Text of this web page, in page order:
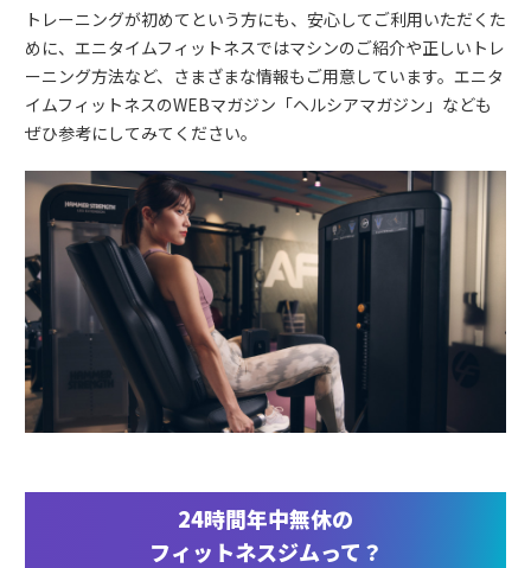
トレーニングが初めてという方にも、安心してご利用いただくた
めに、エニタイムフィットネスではマシンのご紹介や正しいトレ
ーニング方法など、さまざまな情報もご用意しています。エニタ
イムフィットネスのWEBマガジン「ヘルシアマガジン」なども
ぜひ参考にしてみてください。
24時間年中無休の
フィットネスジムって？